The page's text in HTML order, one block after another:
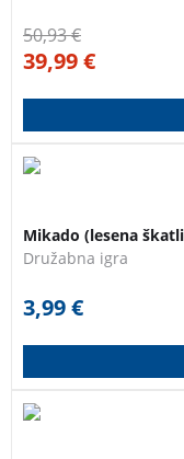
50,93€
39,99€
Mikado (lesena
Družabna igra
3,99€